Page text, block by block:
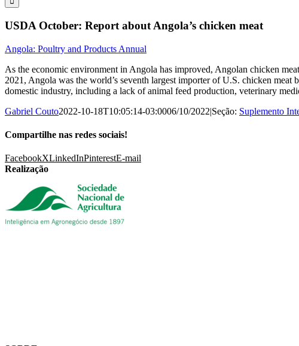
USDA October: Report about Angola’s chicken meat
Angola: Poultry and Products Annual
As the economic environment in Angola has improved, Angolan chicken
2021, Angola was the world’s seventh largest importer of U.S. chicken
domestic industry, including a lack of animal feed production, veterinary
Gabriel Couto2022-10-18T10:05:14-03:0006/10/2022|Seção: Suplemento
Compartilhe nas redes sociais!
FacebookXLinkedInPinterestE-mail
Realização